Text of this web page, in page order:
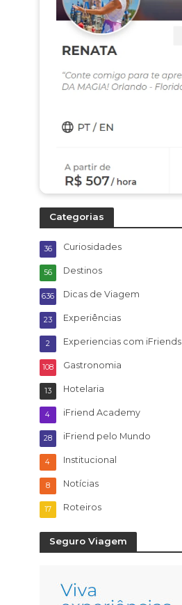
Categorias
Curiosidades
36
Destinos
56
Dicas de Viagem
636
Experiências
23
Experiencias com iFriends
2
Gastronomia
108
Hotelaria
13
iFriend Academy
4
iFriend pelo Mundo
28
Institucional
4
Notícias
8
Roteiros
17
Seguro Viagem